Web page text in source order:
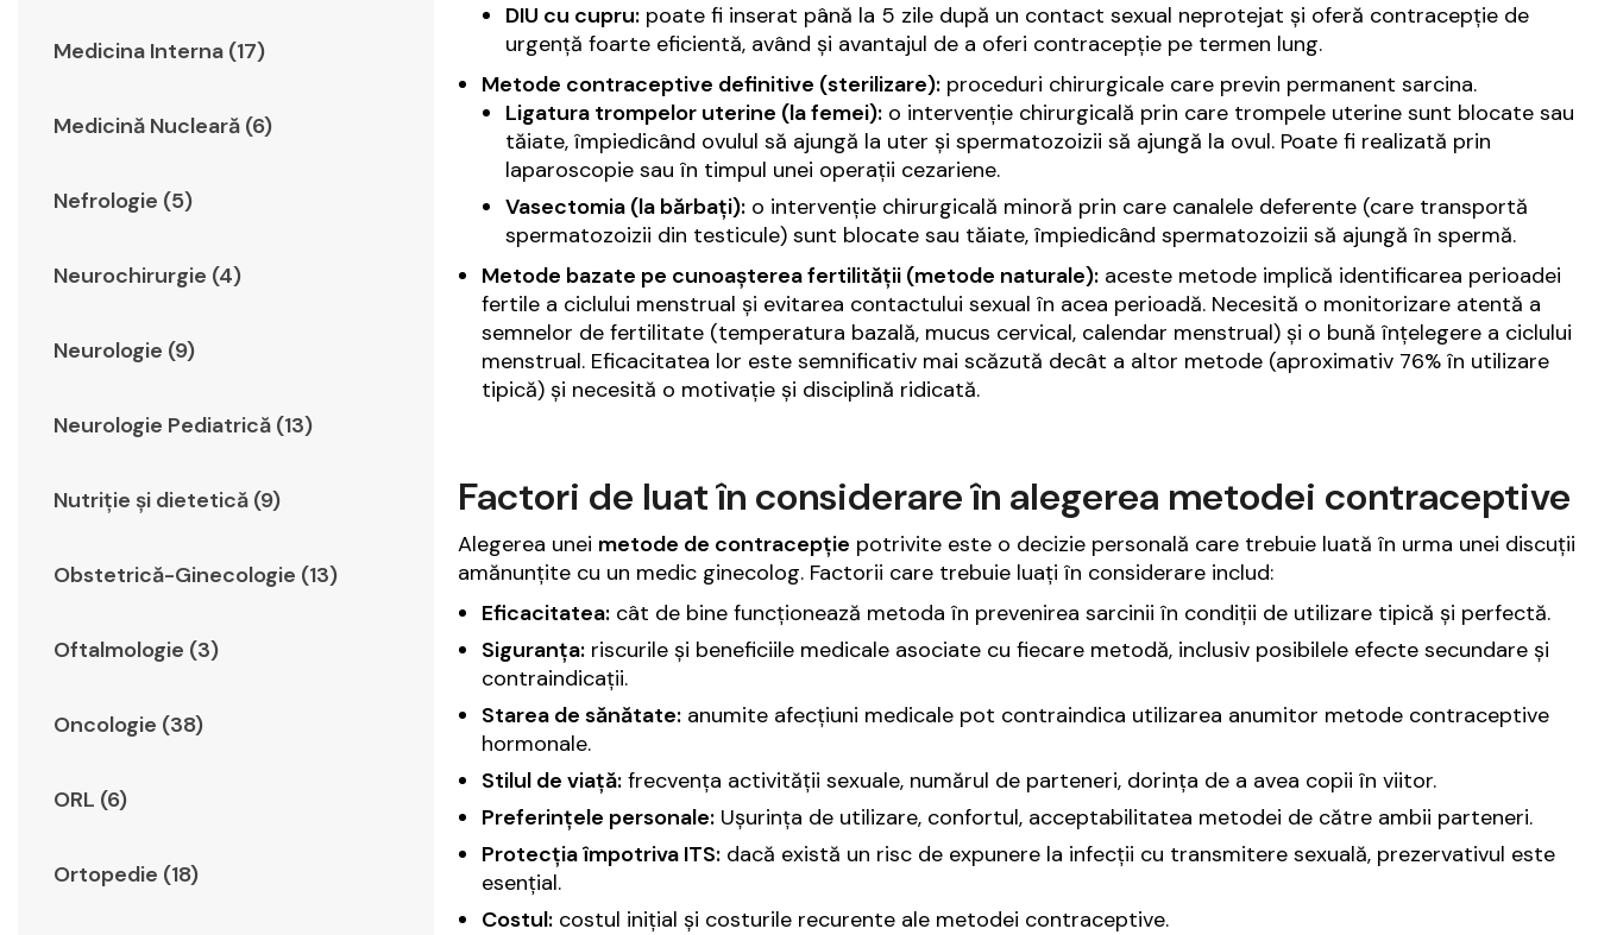
Medicina Interna (17)
Medicină Nucleară (6)
Nefrologie (5)
Neurochirurgie (4)
Neurologie (9)
Neurologie Pediatrică (13)
Nutriție și dietetică (9)
Obstetrică-Ginecologie (13)
Oftalmologie (3)
Oncologie (38)
ORL (6)
Ortopedie (18)
DIU cu cupru: poate fi inserat până la 5 zile după un contact sexual neprotejat și oferă contracepție de
urgență foarte eficientă, având și avantajul de a oferi contracepție pe termen lung.
Metode contraceptive definitive (sterilizare): proceduri chirurgicale care previn permanent sarcina.
Ligatura trompelor uterine (la femei): o intervenție chirurgicală prin care trompele uterine sunt blocate sau
tăiate, împiedicând ovulul să ajungă la uter și spermatozoizii să ajungă la ovul. Poate fi realizată prin
laparoscopie sau în timpul unei operații cezariene.
Vasectomia (la bărbați): o intervenție chirurgicală minoră prin care canalele deferente (care transportă
spermatozoizii din testicule) sunt blocate sau tăiate, împiedicând spermatozoizii să ajungă în spermă.
Metode bazate pe cunoașterea fertilității (metode naturale): aceste metode implică identificarea perioadei
fertile a ciclului menstrual și evitarea contactului sexual în acea perioadă. Necesită o monitorizare atentă a
semnelor de fertilitate (temperatura bazală, mucus cervical, calendar menstrual) și o bună înțelegere a ciclului
menstrual. Eficacitatea lor este semnificativ mai scăzută decât a altor metode (aproximativ 76% în utilizare
tipică) și necesită o motivație și disciplină ridicată.
Factori de luat în considerare în alegerea metodei contraceptive
Alegerea unei metode de contracepție potrivite este o decizie personală care trebuie luată în urma unei discuții
amănunțite cu un medic ginecolog. Factorii care trebuie luați în considerare includ:
Eficacitatea: cât de bine funcționează metoda în prevenirea sarcinii în condiții de utilizare tipică și perfectă.
Siguranța: riscurile și beneficiile medicale asociate cu fiecare metodă, inclusiv posibilele efecte secundare și
contraindicații.
Starea de sănătate: anumite afecțiuni medicale pot contraindica utilizarea anumitor metode contraceptive
hormonale.
Stilul de viață: frecvența activității sexuale, numărul de parteneri, dorința de a avea copii în viitor.
Preferințele personale: Ușurința de utilizare, confortul, acceptabilitatea metodei de către ambii parteneri.
Protecția împotriva ITS: dacă există un risc de expunere la infecții cu transmitere sexuală, prezervativul este
esențial.
Costul: costul inițial și costurile recurente ale metodei contraceptive.